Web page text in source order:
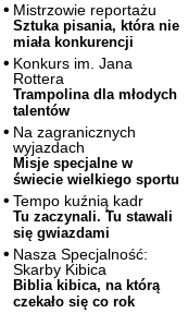
Mistrzowie reportażu
Sztuka pisania, która nie
miała konkurencji
Konkurs im. Jana
Rottera
Trampolina dla młodych
talentów
Na zagranicznych
wyjazdach
Misje specjalne w
świecie wielkiego sportu
Tempo kuźnią kadr
Tu zaczynali. Tu stawali
się gwiazdami
Nasza Specjalność:
Skarby Kibica
Biblia kibica, na którą
czekało się co rok